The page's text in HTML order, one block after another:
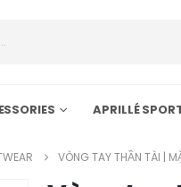
APRILLÉ
VÒNG TAY THẦN TÀI |